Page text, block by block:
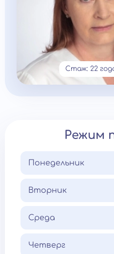
Стаж: 22
Режим
Понедельник
Вторник
Среда
Четверг